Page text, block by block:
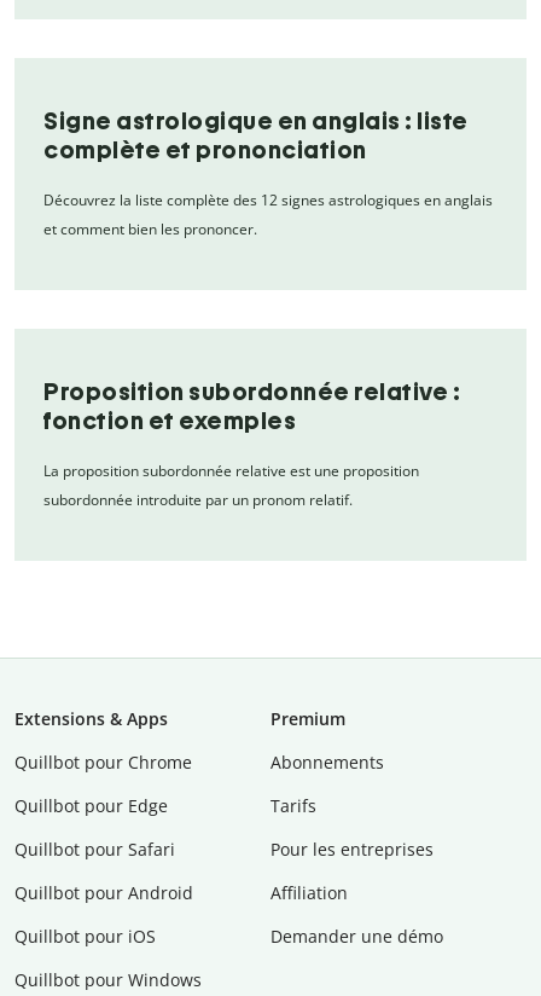
Signe astrologique en anglais : liste
complète et prononciation
Découvrez la liste complète des 12 signes astrologiques en anglais
et comment bien les prononcer.
Proposition subordonnée relative :
fonction et exemples
La proposition subordonnée relative est une proposition
subordonnée introduite par un pronom relatif.
Extensions & Apps
Quillbot pour Chrome
Quillbot pour Edge
Quillbot pour Safari
Quillbot pour Android
Quillbot pour iOS
Quillbot pour Windows
Premium
Abonnements
Tarifs
Pour les entreprises
Affiliation
Demander une démo